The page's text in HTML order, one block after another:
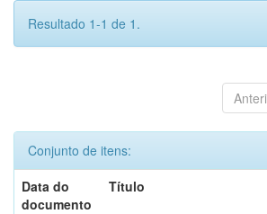
Resultado 1-1 de 1.
Conjunto de itens:
Data do
documento
Título